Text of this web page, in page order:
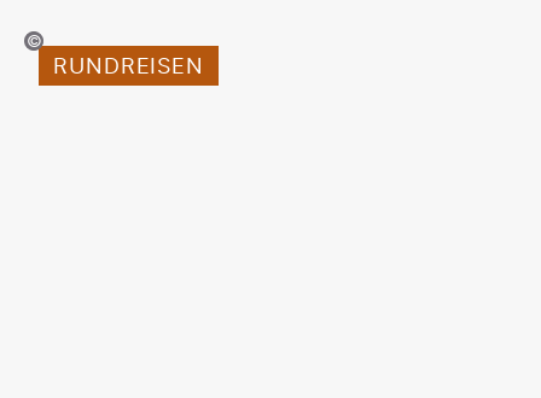
©pirjek-gty
RUNDREISEN